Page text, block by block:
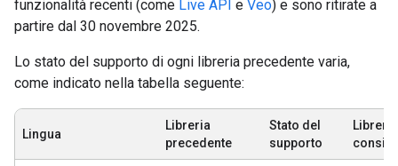
funzionalità recenti (come Live API e Veo) e sono ritirate a
partire dal 30 novembre 2025.
Lo stato del supporto di ogni libreria precedente varia,
come indicato nella tabella seguente:
Lingua
Libreria
precedente
Stato del
supporto
Libreria